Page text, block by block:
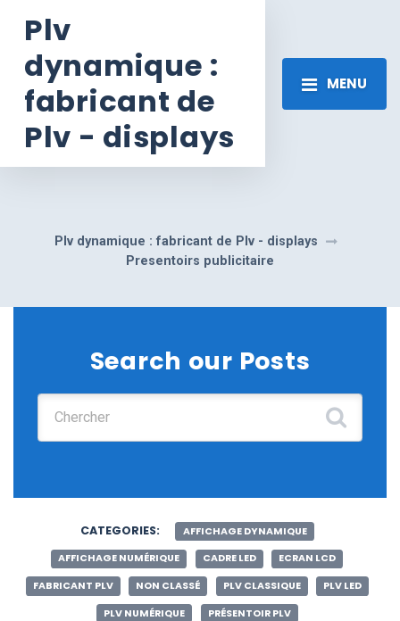
Plv
dynamique :
fabricant de
Plv - displays
MENU
Plv dynamique : fabricant de Plv - displays
Presentoirs publicitaire
Search our Posts
CATEGORIES: AFFICHAGE DYNAMIQUE
AFFICHAGE NUMÉRIQUE CADRE LED ECRAN LCD
FABRICANT PLV NON CLASSÉ PLV CLASSIQUE PLV LED
PLV NUMÉRIQUE PRÉSENTOIR PLV